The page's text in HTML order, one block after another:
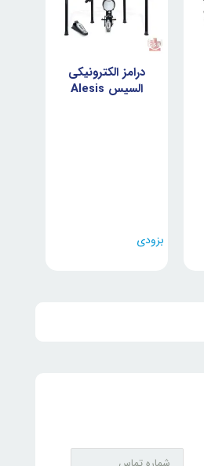
درامز الکترونیکی
السیس Alesis
بزودی